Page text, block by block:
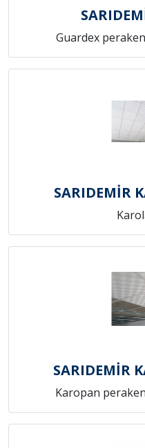
Guardex
SARIDEMİR
SARIDEMİR
Karopan